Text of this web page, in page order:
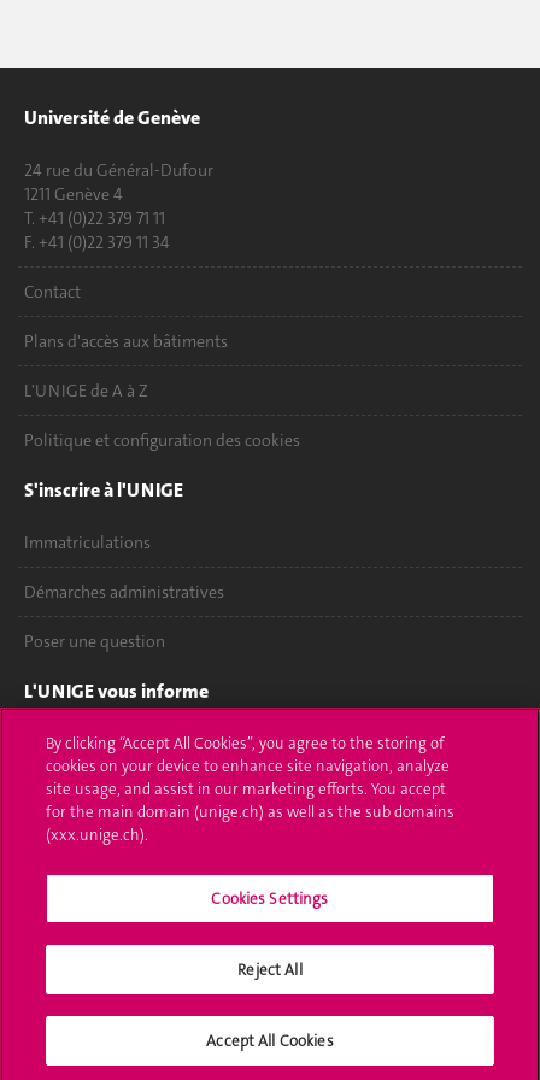
Université de Genève
24 rue du Général-Dufour
1211 Genève 4
T. +41 (0)22 379 71 11
F. +41 (0)22 379 11 34
Contact
Plans d'accès aux bâtiments
L'UNIGE de A à Z
Politique et configuration des cookies
S'inscrire à l'UNIGE
Immatriculations
Démarches administratives
Poser une question
L'UNIGE vous informe
UNIGE Mobile
Médias
Offres d'emploi
Calendrier académique
Médias sociaux UNIGE
By clicking “Accept All Cookies”, you agree to the storing of
cookies on your device to enhance site navigation, analyze
site usage, and assist in our marketing efforts. You accept
for the main domain (unige.ch) as well as the sub domains
(xxx.unige.ch).
Cookies Settings
Reject All
Accept All Cookies